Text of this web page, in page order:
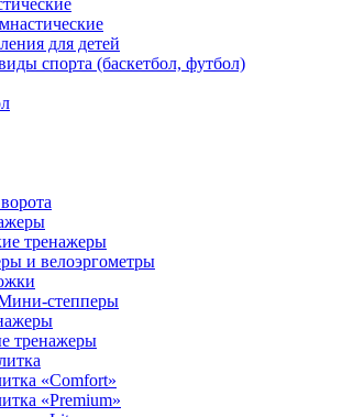
для детей
спорта (баскетбол, футбол)
тренажеры
и велоэргометры
степперы
тренажеры
«Comfort»
«Premium»